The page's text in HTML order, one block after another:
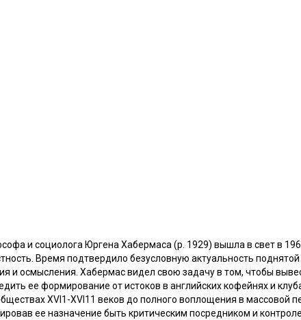
и социолога Юргена Хабермаса (р. 1929) вышла в свет в
Время подтвердило безусловную актуальность
и осмысления. Хабермас видел свою задачу в том, чтобы
ее формирование от истоков в английских кофейнях и
XVI1-XVI11 веков до полного воплощения в массовой
ее назначение быть критическим посредником и